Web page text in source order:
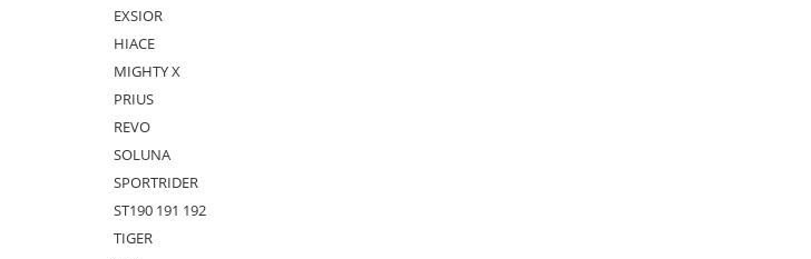
EXSIOR
HIACE
MIGHTY X
PRIUS
REVO
SOLUNA
SPORTRIDER
ST190 191 192
TIGER